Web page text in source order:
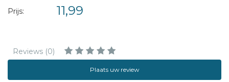
Prijs: 11,99
Reviews (0)
Plaats uw review